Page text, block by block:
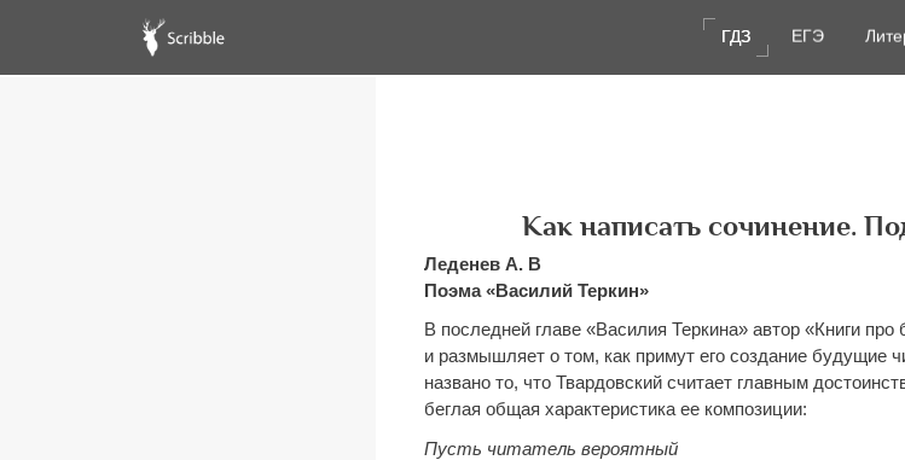
ГДЗ
ГДЗ ЕГЭ
ЕГЭ
Как написать сочинение.
Леденев А. В
Поэма «Василий Теркин»
В последней главе «Василия Теркина» автор «Книги
и размышляет о том, как примут его создание будущие
названо то, что Твардовский считает главным
беглая общая характеристика ее композиции:
Пусть читатель вероятный